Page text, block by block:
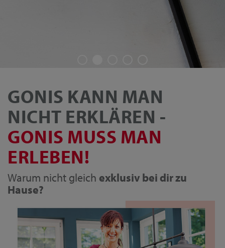
GONIS KANN MAN
NICHT ERKLÄREN -
GONIS MUSS MAN
ERLEBEN!
Warum nicht gleich exklusiv bei dir zu
Hause?